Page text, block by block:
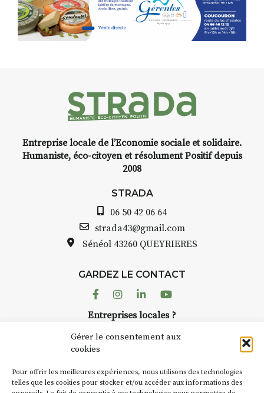
Gérer le consentement aux
cookies
Pour offrir les meilleures expériences, nous utilisons des technologies
telles que les cookies pour stocker et/ou accéder aux informations des
Entreprise locale de l’Economie sociale et solidaire.
Humaniste, éco-citoyen et résolument Positif depuis
2008
STRADA
06 50 42 06 64
strada43@gmail.com
Sénéol 43260 QUEYRIERES
GARDEZ LE CONTACT
FacebookInstagram
LinkedinYoutube
Entreprises locales ?
Suivez toute l'actu de Strada